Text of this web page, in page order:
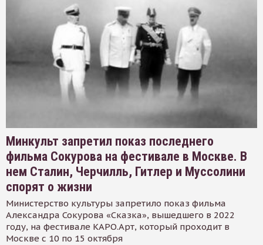
Минкульт запретил показ последнего
фильма Сокурова на фестивале в Москве. В
нем Сталин, Черчилль, Гитлер и Муссолини
спорят о жизни
Министерство культуры запретило показ фильма
Александра Сокурова «Сказка», вышедшего в 2022
году, на фестивале КАРО.Арт, который проходит в
Москве с 10 по 15 октября